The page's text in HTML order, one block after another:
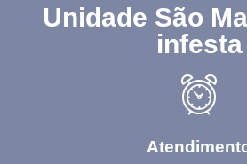
Unidade São
infesta